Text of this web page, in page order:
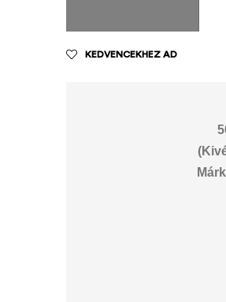
KEDVENCEKHEZ AD